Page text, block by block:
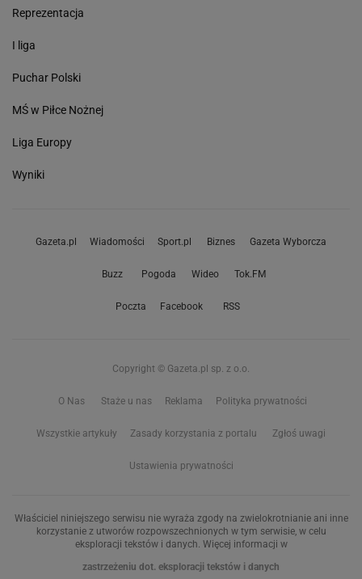
Reprezentacja
I liga
Puchar Polski
MŚ w Piłce Nożnej
Liga Europy
Wyniki
Gazeta.pl Wiadomości Sport.pl Biznes Gazeta Wyborcza
Buzz Pogoda Wideo Tok.FM
Poczta Facebook RSS
Copyright © Gazeta.pl sp. z o.o.
O Nas Staże u nas Reklama Polityka prywatności
Wszystkie artykuły Zasady korzystania z portalu Zgłoś uwagi
Ustawienia prywatności
Właściciel niniejszego serwisu nie wyraża zgody na zwielokrotnianie ani inne
korzystanie z utworów rozpowszechnionych w tym serwisie, w celu
eksploracji tekstów i danych. Więcej informacji w
zastrzeżeniu dot. eksploracji tekstów i danych